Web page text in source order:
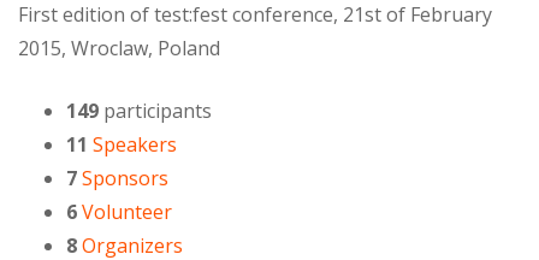
First edition of test:fest conference, 21st of February
2015, Wroclaw, Poland
149 participants
11 Speakers
7Sponsors
6Volunteer
8Organizers